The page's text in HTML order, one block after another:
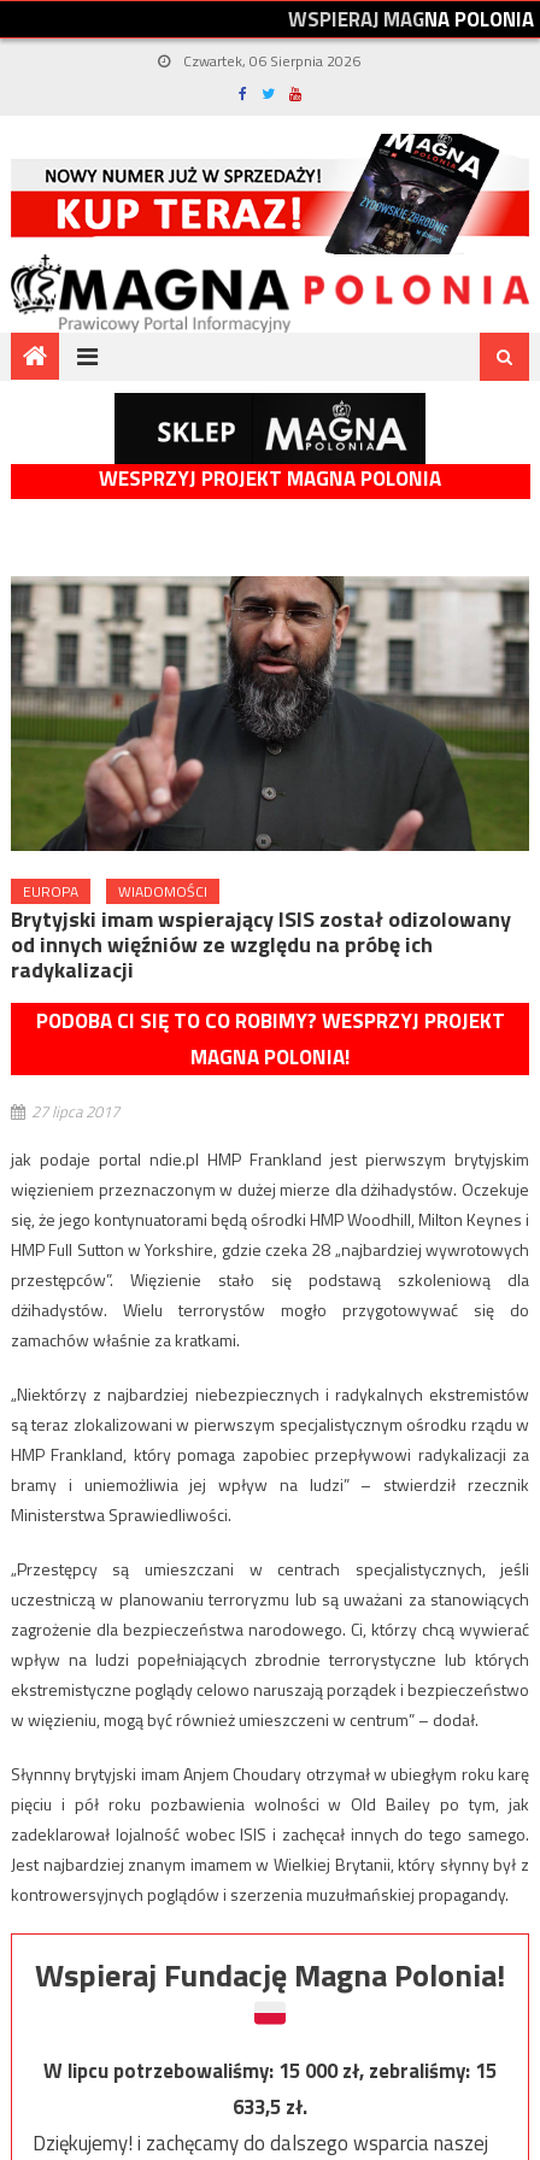
WSPIERAJMAGNAPOLONIA
Czwartek, 06 Sierpnia 2026
WESPRZYJ PROJEKT MAGNA POLONIA
EUROPA WIADOMOŚCI
Brytyjski imam wspierający ISIS został odizolowany
od innych więźniów ze względu na próbę ich
radykalizacji
PODOBA CI SIĘ TO CO ROBIMY? WESPRZYJ PROJEKT
MAGNA POLONIA!
27 lipca 2017
jak podaje portal ndie.pl HMP Frankland jest pierwszym brytyjskim
więzieniem przeznaczonym w dużej mierze dla dżihadystów. Oczekuje
się, że jego kontynuatorami będą ośrodki HMP Woodhill, Milton Keynes i
HMP Full Sutton w Yorkshire, gdzie czeka 28 „najbardziej wywrotowych
przestępców”. Więzienie stało się podstawą szkoleniową dla
dżihadystów. Wielu terrorystów mogło przygotowywać się do
zamachów właśnie za kratkami.
„Niektórzy z najbardziej niebezpiecznych i radykalnych ekstremistów
są teraz zlokalizowani w pierwszym specjalistycznym ośrodku rządu w
HMP Frankland, który pomaga zapobiec przepływowi radykalizacji za
bramy i uniemożliwia jej wpływ na ludzi” – stwierdził rzecznik
Ministerstwa Sprawiedliwości.
„Przestępcy są umieszczani w centrach specjalistycznych, jeśli
uczestniczą w planowaniu terroryzmu lub są uważani za stanowiących
zagrożenie dla bezpieczeństwa narodowego. Ci, którzy chcą wywierać
wpływ na ludzi popełniających zbrodnie terrorystyczne lub których
ekstremistyczne poglądy celowo naruszają porządek i bezpieczeństwo
w więzieniu, mogą być również umieszczeni w centrum” – dodał.
Słynnny brytyjski imam Anjem Choudary otrzymał w ubiegłym roku karę
pięciu i pół roku pozbawienia wolności w Old Bailey po tym, jak
zadeklarował lojalność wobec ISIS i zachęcał innych do tego samego.
Jest najbardziej znanym imamem w Wielkiej Brytanii, który słynny był z
kontrowersyjnych poglądów i szerzenia muzułmańskiej propagandy.
Wspieraj Fundację Magna Polonia!
W lipcu potrzebowaliśmy:15 000zł, zebraliśmy:15
633,5zł.
Dziękujemy! i zachęcamy do dalszego wsparcia naszej